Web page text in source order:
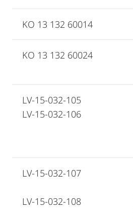
KO 13 132 60014
KO 13 132 60024
LV-15-032-105
LV-15-032-106
LV-15-032-107
LV-15-032-108